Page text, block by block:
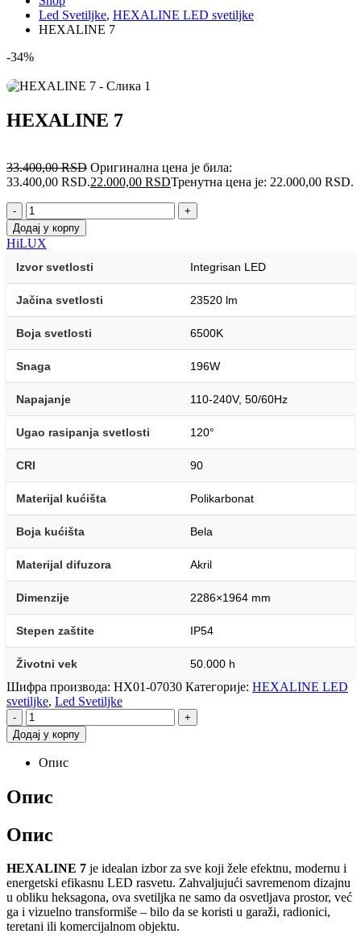
Led Svetiljke, HEXALINE LED svetiljke
HEXALINE 7
-34%
HEXALINE 7
33.400,00RSD Оригинална цена је била:
33.400,00 RSD.22.000,00 RSDТренутна цена је: 22.000,00 RSD.
-
+
Додај у корпу
HiLUX
Izvor svetlosti Integrisan LED
Jačina svetlosti 23520 lm
Boja svetlosti 6500K
Snaga 196W
Napajanje 110-240V, 50/60Hz
Ugao rasipanja svetlosti 120°
CRI 90
Materijal kućišta Polikarbonat
Boja kućišta Bela
Materijal difuzora Akril
Dimenzije 2286×1964 mm
Stepen zaštite IP54
Životni vek 50.000 h
Шифра производа: HX01-07030 Категорије: HEXALINE LED
svetiljke, Led Svetiljke
-
+
Додај у корпу
Опис
Опис
Опис
HEXALINE 7 je idealan izbor za sve koji žele efektnu, modernu i
energetski efikasnu LED rasvetu. Zahvaljujući savremenom dizajnu
u obliku heksagona, ova svetiljka ne samo da osvetljava prostor, već
ga i vizuelno transformiše – bilo da se koristi u garaži, radionici,
teretani ili komercijalnom objektu.